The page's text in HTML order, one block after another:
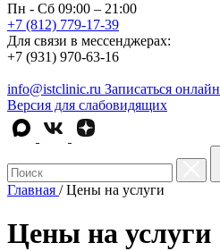
Пн - Сб 09:00 – 21:00
+7 (812) 779-17-39
Для связи в мессенджерах:
+7 (931) 970-63-16
info@istclinic.ru Записаться онлайн
Версия для слабовидящих
Главная / Цены на услуги
Цены на услуги